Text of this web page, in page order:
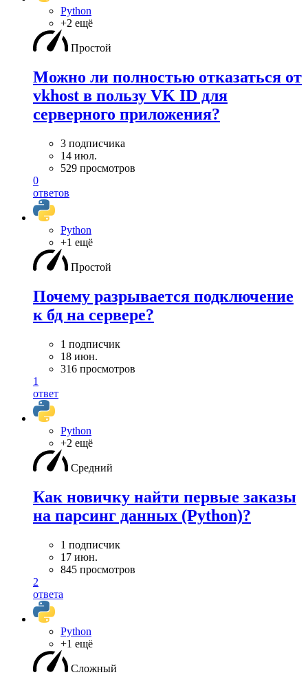
Python
+2 ещё
Простой
Можно ли полностью отказаться от
vkhost в пользу VK ID для
серверного приложения?
3 подписчика
14 июл.
529 просмотров
0
ответов
Python
+1 ещё
Простой
Почему разрывается подключение
к бд на сервере?
1 подписчик
18 июн.
316 просмотров
1
ответ
Python
+2 ещё
Средний
Как новичку найти первые заказы
на парсинг данных (Python)?
1 подписчик
17 июн.
845 просмотров
2
ответа
Python
+1 ещё
Сложный